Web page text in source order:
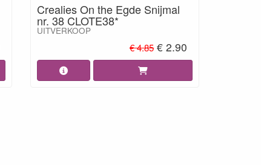
Crealies On the Egde Snijmal
nr. 38 CLOTE38*
UITVERKOOP
€ 4.85 € 2.90